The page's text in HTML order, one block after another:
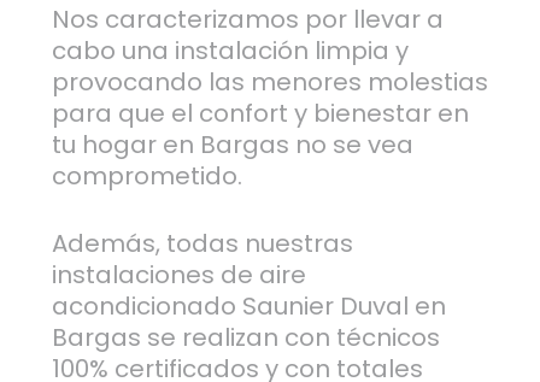
Nos caracterizamos por llevar a
cabo una instalación limpia y
provocando las menores molestias
para que el confort y bienestar en
tu hogar en Bargas no se vea
comprometido.
Además, todas nuestras
instalaciones de aire
acondicionado Saunier Duval en
Bargas se realizan con técnicos
100% certificados y con totales